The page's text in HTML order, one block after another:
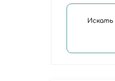
Искать